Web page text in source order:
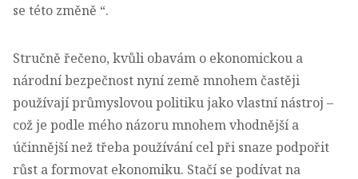
se této změně “.
Stručně řečeno, kvůli obavám o ekonomickou a
národní bezpečnost nyní země mnohem častěji
používají průmyslovou politiku jako vlastní nástroj –
což je podle mého názoru mnohem vhodnější a
účinnější než třeba používání cel při snaze podpořit
růst a formovat ekonomiku. Stačí se podívat na